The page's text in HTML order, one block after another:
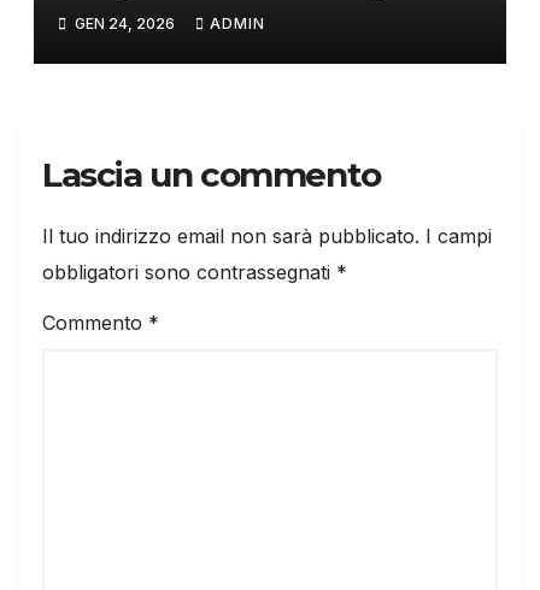
GEN 24, 2026 ADMIN
Lascia un commento
Il tuo indirizzo email non sarà pubblicato. I campi
obbligatori sono contrassegnati *
Commento *